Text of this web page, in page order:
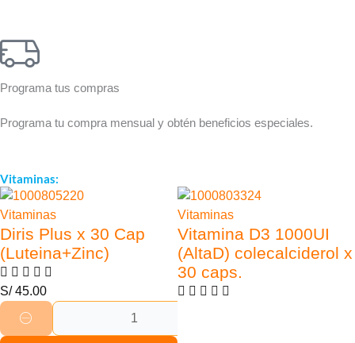
Programa tus compras
Programa tu compra mensual y obtén beneficios especiales.
Vitaminas:
Vitaminas
Diris Plus x 30 Cap
(Luteina+Zinc)
S/45.00
Agotado
Vitaminas
Vitamina D3 1000UI
(AltaD) colecalciderol x
30 caps.